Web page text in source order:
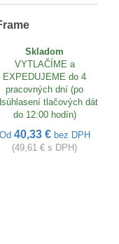
Skladom
VYTLAČÍME a
EXPEDUJEME do 4
pracovných dní (po
tlačových dát
do 12:00 hodín)
Od 40,33 € bez DPH
(49,61 € s DPH)